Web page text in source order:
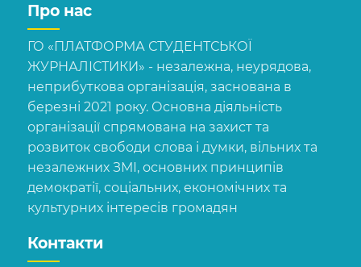
Про нас
ГО «ПЛАТФОРМА СТУДЕНТСЬКОЇ
ЖУРНАЛІСТИКИ» - незалежна, неурядова,
неприбуткова організація, заснована в
березні 2021 року. Основна діяльність
організації спрямована на захист та
розвиток свободи слова і думки, вільних та
незалежних ЗМІ, основних принципів
демократії, соціальних, економічних та
культурних інтересів громадян
Контакти